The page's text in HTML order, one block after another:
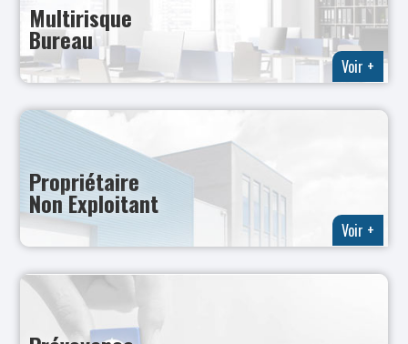
Multirisque
Bureau
Voir +
Propriétaire
Non Exploitant
Voir +